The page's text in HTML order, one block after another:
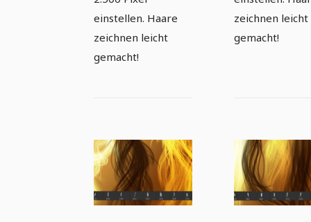
einstellen. Haare
zeichnen leicht
gemacht!
zeichnen leicht
gemacht!